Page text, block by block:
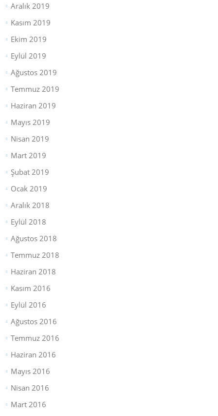
Aralık 2019
Kasım 2019
Ekim 2019
Eylül 2019
Ağustos 2019
Temmuz 2019
Haziran 2019
Mayıs 2019
Nisan 2019
Mart 2019
Şubat 2019
Ocak 2019
Aralık 2018
Eylül 2018
Ağustos 2018
Temmuz 2018
Haziran 2018
Kasım 2016
Eylül 2016
Ağustos 2016
Temmuz 2016
Haziran 2016
Mayıs 2016
Nisan 2016
Mart 2016